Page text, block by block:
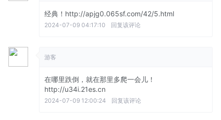
经典！http://apjg0.065sf.com/42/5.html
2024-07-09 04:17:10 回复该评论
游客
在哪里跌倒，就在那里多爬一会儿！
http://u34i.21es.cn
2024-07-09 12:00:24 回复该评论